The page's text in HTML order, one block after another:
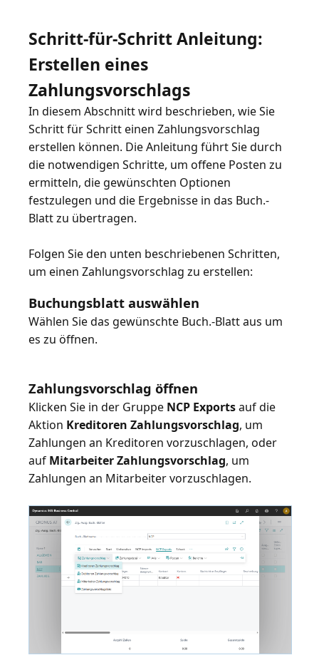
Schritt-für-Schritt Anleitung:
Erstellen eines
Zahlungsvorschlags
In diesem Abschnitt wird beschrieben, wie Sie
Schritt für Schritt einen Zahlungsvorschlag
erstellen können. Die Anleitung führt Sie durch
die notwendigen Schritte, um offene Posten zu
ermitteln, die gewünschten Optionen
festzulegen und die Ergebnisse in das Buch.-
Blatt zu übertragen.
Folgen Sie den unten beschriebenen Schritten,
Buchungsblatt auswählen
Wählen Sie das gewünschte Buch.-Blatt aus um
es zu öffnen.
Zahlungsvorschlag öffnen
Klicken Sie in der Gruppe NCP Exportsauf die
Aktion Kreditoren Zahlungsvorschlag, um
Zahlungen an Kreditoren vorzuschlagen, oder
auf Mitarbeiter Zahlungsvorschlag, um
Zahlungen an Mitarbeiter vorzuschlagen.